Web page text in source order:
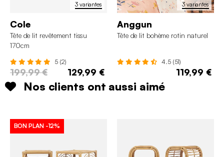
3 variantes
Cole
Tête de lit revêtement tissu
170cm
5 (2)
199,99 € 129,99 €
3 variantes
Anggun
Tête de lit bohème rotin naturel
4.5 (51)
119,99 €
Nos clients ont aussi aimé
BON PLAN -12%